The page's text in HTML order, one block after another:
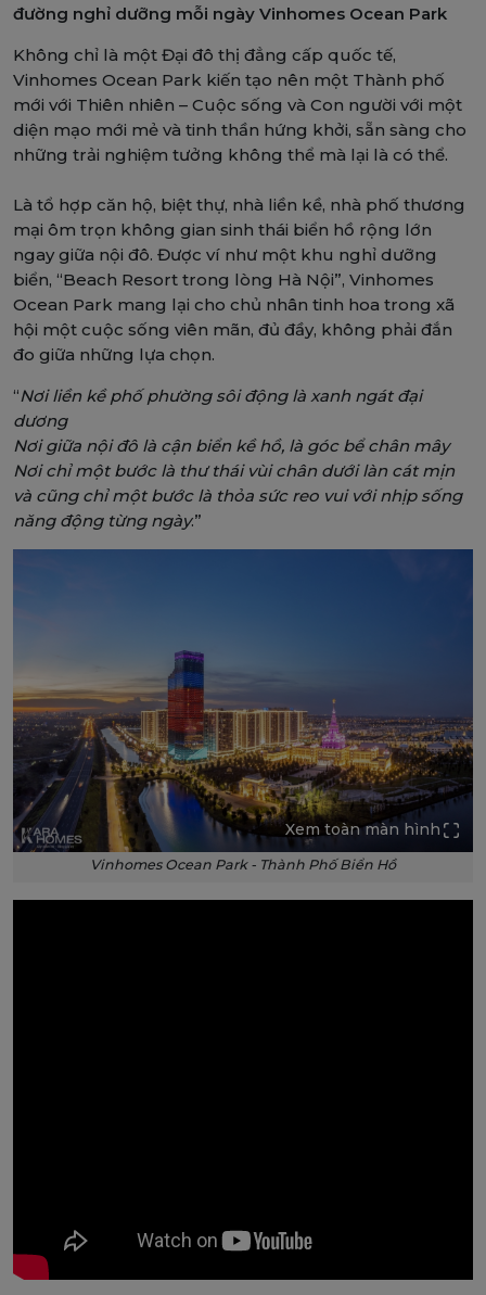
đường nghỉ dưỡng mỗi ngày Vinhomes Ocean Park
Không chỉ là một Đại đô thị đẳng cấp quốc tế,
Vinhomes Ocean Park kiến tạo nên một Thành phố
mới với Thiên nhiên – Cuộc sống và Con người với một
diện mạo mới mẻ và tinh thần hứng khởi, sẵn sàng cho
những trải nghiệm tưởng không thể mà lại là có thể.
Là tổ hợp căn hộ, biệt thự, nhà liền kề, nhà phố thương
mại ôm trọn không gian sinh thái biển hồ rộng lớn
ngay giữa nội đô. Được ví như một khu nghỉ dưỡng
biển, “Beach Resort trong lòng Hà Nội”, Vinhomes
Ocean Park mang lại cho chủ nhân tinh hoa trong xã
hội một cuộc sống viên mãn, đủ đầy, không phải đắn
đo giữa những lựa chọn.
“Nơi liền kề phố phường sôi động là xanh ngát đại
dương
Nơi giữa nội đô là cận biển kề hồ, là góc bể chân mây
Nơi chỉ một bước là thư thái vùi chân dưới làn cát mịn
và cũng chỉ một bước là thỏa sức reo vui với nhịp sống
năng động từng ngày.”
Xem toàn màn hình
Vinhomes Ocean Park - Thành Phố Biển Hồ